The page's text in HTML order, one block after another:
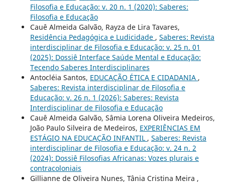
Filosofia e Educação: v. 20 n. 1 (2020): Saberes:
Filosofia e Educação
Cauê Almeida Galvão, Rayza de Lira Tavares,
Residência Pedagógica e Ludicidade , Saberes: Revista
interdisciplinar de Filosofia e Educação: v. 25 n. 01
(2025): Dossiê Interface Saúde Mental e Educação:
Tecendo Saberes Interdisciplinares
Antocléia Santos, EDUCAÇÃO ÉTICA E CIDADANIA ,
Saberes: Revista interdisciplinar de Filosofia e
Educação: v. 26 n. 1 (2026): Saberes: Revista
Interdisciplinar de Filosofia e Educação
Cauê Almeida Galvão, Sâmia Lorena Oliveira Medeiros,
João Paulo Silveira de Medeiros, EXPERIÊNCIAS EM
ESTÁGIO NA EDUCAÇÃO INFANTIL , Saberes: Revista
interdisciplinar de Filosofia e Educação: v. 24 n. 2
(2024): Dossiê Filosofias Africanas: Vozes plurais e
contracoloniais
Gillianne de Oliveira Nunes, Tânia Cristina Meira ,